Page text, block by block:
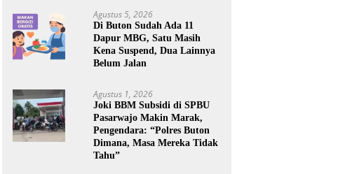
Agustus 5, 2026
Di Buton Sudah Ada 11
Dapur MBG, Satu Masih
Kena Suspend, Dua Lainnya
Belum Jalan
Agustus 1, 2026
Joki BBM Subsidi di SPBU
Pasarwajo Makin Marak,
Pengendara: “Polres Buton
Dimana, Masa Mereka Tidak
Tahu”